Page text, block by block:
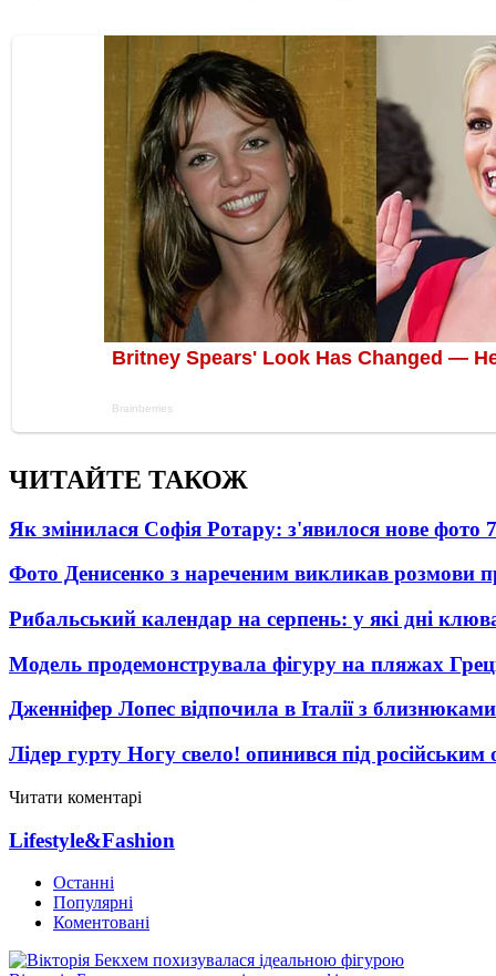
ЧИТАЙТЕ ТАКОЖ
Як змінилася Софія Ротару: з'явилося нове фото
Фото Денисенко з нареченим викликав розмови
Рибальський календар на серпень: у які дні
Модель продемонструвала фігуру на пляжах
Дженніфер Лопес відпочила в Італії з близнюками
Лідер гурту Ногу свело! опинився під російським
Читати коментарі
Lifestyle&Fashion
Останні
Популярні
Коментовані